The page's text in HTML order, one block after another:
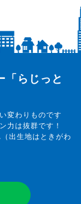
「らじっと
変わりものです
力は抜群です！
出生地はときがわ